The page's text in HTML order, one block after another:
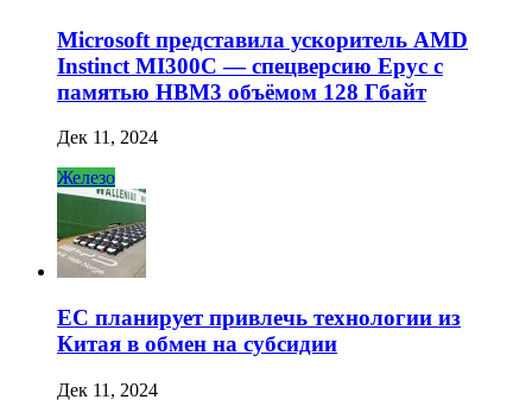
Microsoft представила ускоритель AMD
Instinct MI300C — спецверсию Epyc с
памятью HBM3 объёмом 128 Гбайт
Дек 11, 2024
Железо
ЕС планирует привлечь технологии из
Китая в обмен на субсидии
Дек 11, 2024